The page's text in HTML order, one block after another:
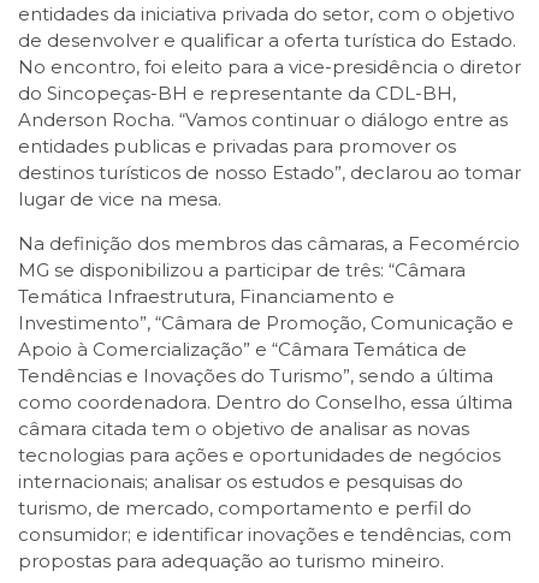
entidades da iniciativa privada do setor, com o objetivo
de desenvolver e qualificar a oferta turística do Estado.
No encontro, foi eleito para a vice-presidência o diretor
do Sincopeças-BH e representante da CDL-BH,
Anderson Rocha. “Vamos continuar o diálogo entre as
entidades publicas e privadas para promover os
destinos turísticos de nosso Estado”, declarou ao tomar
lugar de vice na mesa.
Na definição dos membros das câmaras, a Fecomércio
MG se disponibilizou a participar de três: “Câmara
Temática Infraestrutura, Financiamento e
Investimento”, “Câmara de Promoção, Comunicação e
Apoio à Comercialização” e “Câmara Temática de
Tendências e Inovações do Turismo”, sendo a última
como coordenadora. Dentro do Conselho, essa última
câmara citada tem o objetivo de analisar as novas
tecnologias para ações e oportunidades de negócios
internacionais; analisar os estudos e pesquisas do
turismo, de mercado, comportamento e perfil do
consumidor; e identificar inovações e tendências, com
propostas para adequação ao turismo mineiro.